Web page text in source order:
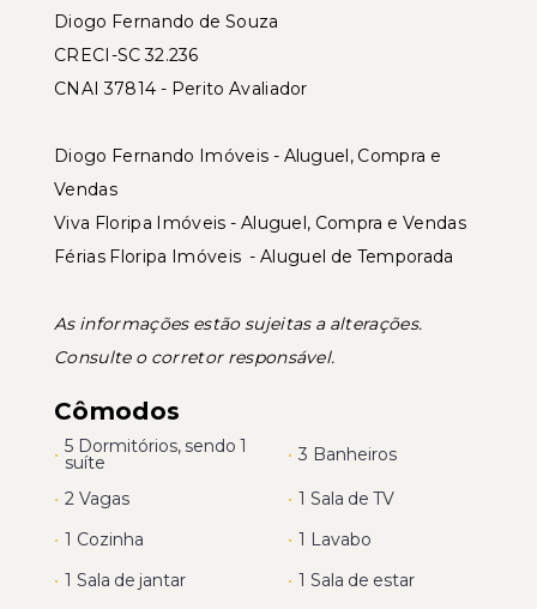
Diogo Fernando de Souza
CRECI-SC 32.236
CNAI 37814 - Perito Avaliador
Diogo Fernando Imóveis - Aluguel, Compra e
Vendas
Viva Floripa Imóveis - Aluguel, Compra e Vendas
Férias Floripa Imóveis - Aluguel de Temporada
As informações estão sujeitas a alterações.
Consulte o corretor responsável.
Cômodos
• 5 Dormitórios, sendo 1
suíte • 3 Banheiros
• 2 Vagas • 1 Sala de TV
• 1 Cozinha • 1 Lavabo
• 1 Sala de jantar • 1 Sala de estar